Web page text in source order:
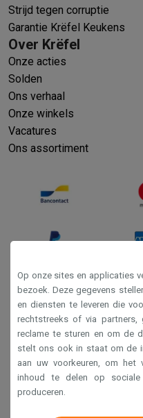
Strijd tegen corruptie
Garantie Krëfel Keukens
Over Krëfel
Onze acties
Solden
Ons verhaal
Onze winkels
Vacatures
Ons assortiment
Op onze sites en applicaties
bezoek. Deze gegevens
en diensten te leveren die
rechtstreeks of via partners,
reclame te sturen en om de
stelt ons ook in staat om de
aan uw voorkeuren, om het
inhoud te delen op
produceren.